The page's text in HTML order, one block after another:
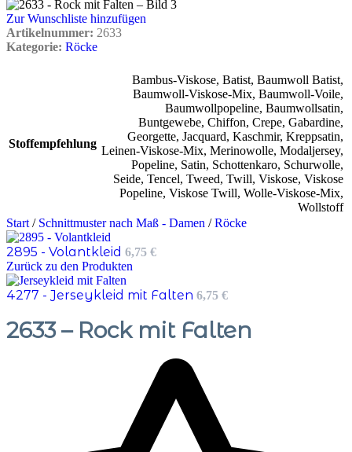
Zur Wunschliste hinzufügen
Artikelnummer: 2633
Kategorie: Röcke
Stoffempfehlung
Bambus-Viskose, Batist, Baumwoll Batist,
Baumwoll-Viskose-Mix, Baumwoll-Voile,
Baumwollpopeline, Baumwollsatin,
Buntgewebe, Chiffon, Crepe, Gabardine,
Georgette, Jacquard, Kaschmir, Kreppsatin,
Leinen-Viskose-Mix, Merinowolle, Modaljersey,
Popeline, Satin, Schottenkaro, Schurwolle,
Seide, Tencel, Tweed, Twill, Viskose, Viskose
Popeline, Viskose Twill, Wolle-Viskose-Mix,
Wollstoff
Start/ Schnittmuster nach Maß - Damen / Röcke
2895 - Volantkleid 6,75 €
Zurück zu den Produkten
4277 - Jerseykleid mit Falten 6,75 €
2633 – Rock mit Falten